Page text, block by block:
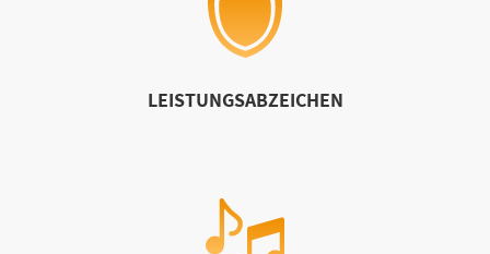
LEISTUNGSABZEICHEN